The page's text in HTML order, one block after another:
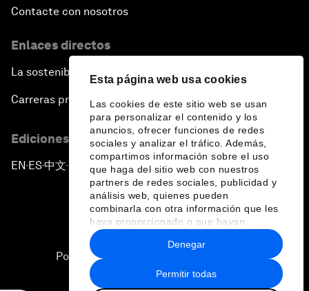
Esta página web usa cookies
Las cookies de este sitio web se usan
para personalizar el contenido y los
anuncios, ofrecer funciones de redes
sociales y analizar el tráfico. Además,
compartimos información sobre el uso
que haga del sitio web con nuestros
partners de redes sociales, publicidad y
análisis web, quienes pueden
combinarla con otra información que les
haya proporcionado o que hayan
recopilado a partir del uso que haya
hecho de sus servicios.
Permitir todas
Denegar
Contacte con nosotros
Enlaces directos
La sostenibilidad en el Foro
Carreras profesionales
Ediciones en otros idiomas
EN ▪ ES▪中文▪ 日本語
Política de privacidad y normas de uso